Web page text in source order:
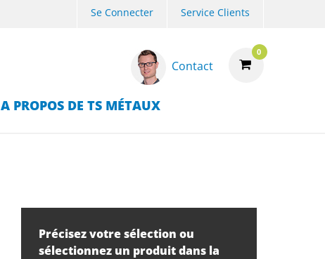
Se Connecter Service Clients
0
Contact
A PROPOS DE TS MÉTAUX
Précisez votre sélection ou
sélectionnez un produit dans la